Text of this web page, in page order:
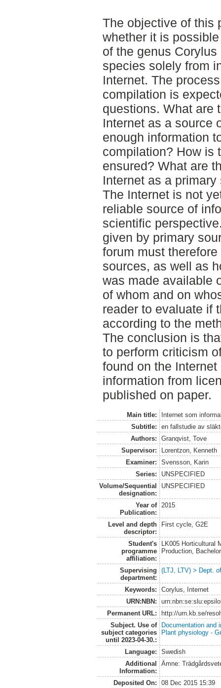
The objective of this
whether it is
of the genus
species solely from
Internet. The
compilation is
questions. What are
Internet as a source
enough information
compilation? How is
ensured? What are
Internet as a
The Internet is not
reliable source of
scientific
given by primary
forum must
sources, as well as
was made available
of whom and on
reader to evaluate if
according to the
The conclusion is
to perform criticism
found on the
information from
published on paper.
Main title:
Internet som
Subtitle:
en fallstudie av
Authors:
Granqvist, Tove
Supervisor:
Lorentzon, Kenneth
Examiner:
Svensson, Karin
Series:
UNSPECIFIED
Volume/Sequential
designation:
UNSPECIFIED
Year of
Publication:
2015
Level and depth
descriptor:
First cycle, G2E
Student's
programme
affiliation:
LK005 Horticultural
Production,
Supervising
department:
(LTJ, LTV) > Dept.
Keywords:
Corylus, Internet
URN:NBN:
Permanent URL:
http://urn.kb.se/
Subject. Use of
subject categories
until 2023-04-30.:
Documentation and
Plant physiology -
Language:
Swedish
Additional
Information:
Ämne:
Deposited On: 08 Dec 2015 15:39